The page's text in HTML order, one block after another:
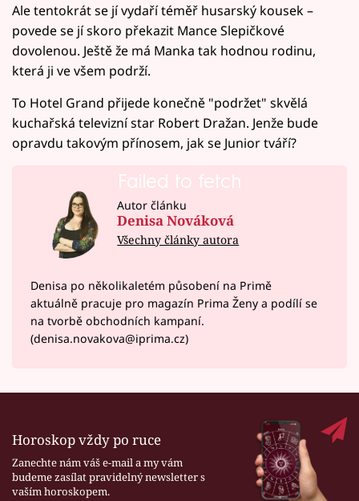
Sledujte nás
Ale tentokrát se jí vydaří téměř husarský kousek –
povede se jí skoro překazit Mance Slepičkové
dovolenou. Ještě že má Manka tak hodnou rodinu,
která ji ve všem podrží.
To Hotel Grand přijede konečně "podržet" skvělá
kuchařská televizní star Robert Dražan. Jenže bude
opravdu takovým přínosem, jak se Junior tváří?
Failed to fetch
Autor článku
Denisa Nováková
Všechny články autora
Denisa po několikaletém působení na Primě
aktuálně pracuje pro magazín Prima Ženy a podílí se
na tvorbě obchodních kampaní.
(denisa.novakova@iprima.cz)
Horoskop vždy po ruce
Zanechte nám váš e-mail a my vám
budeme zasílat pravidelný newsletter s
vaším horoskopem.